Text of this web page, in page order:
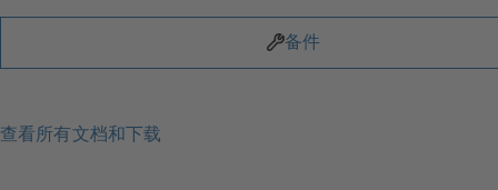
备件
查看所有文档和下载